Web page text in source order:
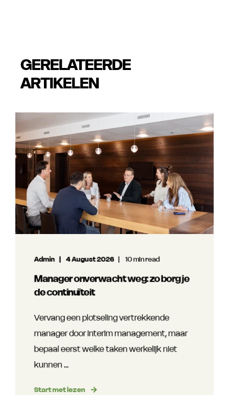
GERELATEERDE
ARTIKELEN
Admin 4 August 2026 10 min read
Manager onverwacht weg: zo borg je
de continuïteit
Vervang een plotseling vertrekkende
manager door interim management, maar
bepaal eerst welke taken werkelijk niet
kunnen ...
Start met lezen